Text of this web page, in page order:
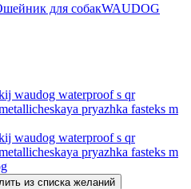
для собакWAUDOG
из списка желаний